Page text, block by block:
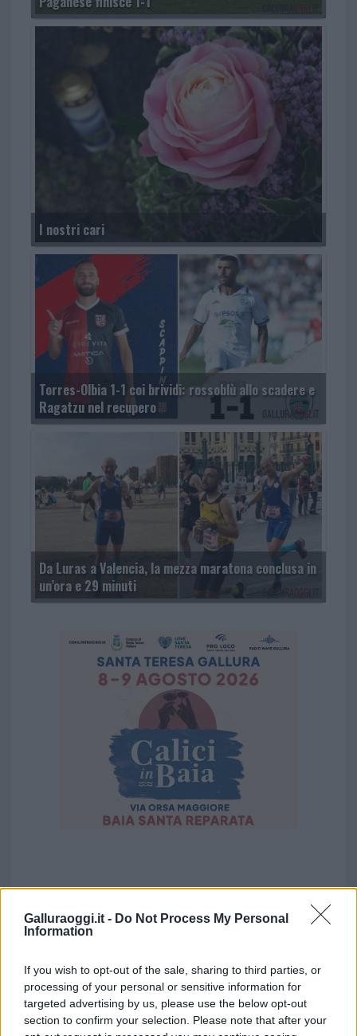
Galluraoggi.it - Do Not Process My Personal
Information
If you wish to opt-out of the sale, sharing to third parties, or
processing of your personal or sensitive information for
targeted advertising by us, please use the below opt-out
section to confirm your selection. Please note that after your
I nostri cari
Torres-Olbia 1-1 coi brividi: rossoblù allo scadere e
Ragatzu nel recupero
Da Luras a Valencia, la mezza maratona conclusa in
un’ora e 29 minuti